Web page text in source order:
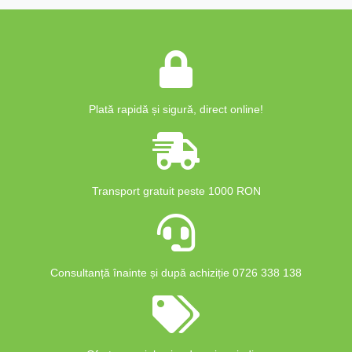
Plată rapidă și sigură, direct online!
Transport gratuit peste 1000 RON
Consultanță înainte și după achiziție 0726 338 138